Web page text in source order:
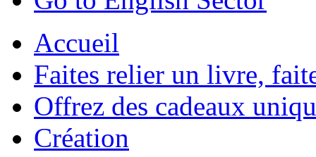
Accueil
Faites relier un livre,
Offrez des cadeaux
Création